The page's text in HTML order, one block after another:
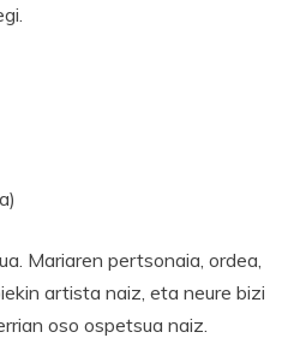
Mariaren pertsonaia, ordea,
artista naiz, eta neure bizi
oso ospetsua naiz.